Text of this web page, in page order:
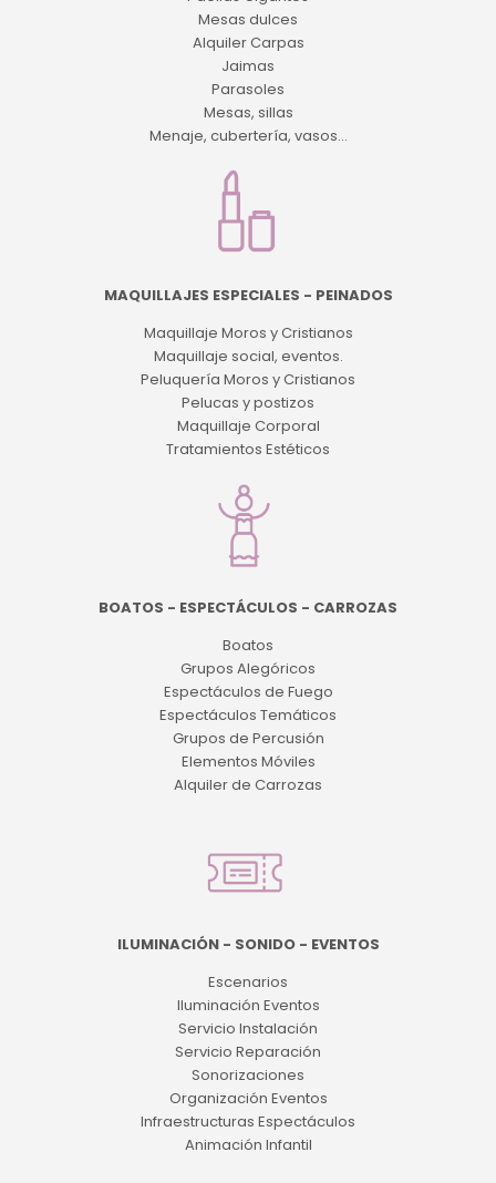
Mesas dulces
Alquiler Carpas
Jaimas
Parasoles
Mesas, sillas
Menaje, cubertería, vasos...
MAQUILLAJES ESPECIALES - PEINADOS
Maquillaje Moros y Cristianos
Maquillaje social, eventos.
Peluquería Moros y Cristianos
Pelucas y postizos
Maquillaje Corporal
Tratamientos Estéticos
BOATOS - ESPECTÁCULOS - CARROZAS
Boatos
Grupos Alegóricos
Espectáculos de Fuego
Espectáculos Temáticos
Grupos de Percusión
Elementos Móviles
Alquiler de Carrozas
ILUMINACIÓN - SONIDO - EVENTOS
Escenarios
Iluminación Eventos
Servicio Instalación
Servicio Reparación
Sonorizaciones
Organización Eventos
Infraestructuras Espectáculos
Animación Infantil